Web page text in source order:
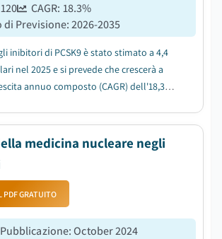
120 CAGR: 18.3%
di Previsione:2026-2035
inibitori di PCSK9 è stato stimato a 4,4
nel 2025 e si prevede che crescerà a
annuo composto (CAGR) dell'18,3%
medicina nucleare negli
PDF GRATUITO
:October 2024